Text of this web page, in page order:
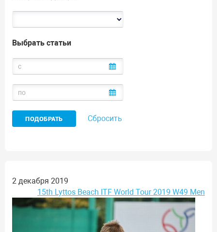
Выбрать статьи
Сбросить
2 декабря 2019
15th Lyttos Beach ITF World Tour 2019 W49 Men